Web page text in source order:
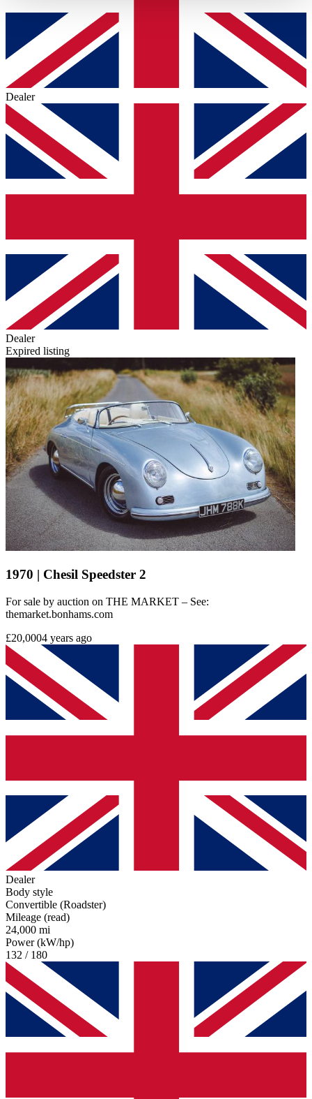
gesammelt haben.
Datenschutzerklärung
Dealer
Dealer
Expired listing
1970 | Chesil Speedster 2
For sale by auction on THE MARKET – See:
themarket.bonhams.com
£20,0004 years ago
Dealer
Body style
Convertible (Roadster)
Mileage (read)
24,000 mi
Power (kW/hp)
132 / 180